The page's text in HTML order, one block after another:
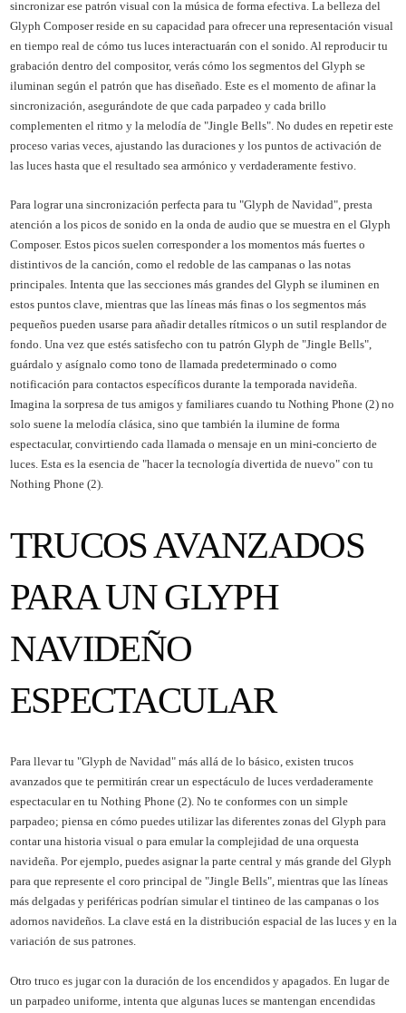
sincronizar ese patrón visual con la música de forma efectiva. La belleza del
Glyph Composer reside en su capacidad para ofrecer una representación visual
en tiempo real de cómo tus luces interactuarán con el sonido. Al reproducir tu
grabación dentro del compositor, verás cómo los segmentos del Glyph se
iluminan según el patrón que has diseñado. Este es el momento de afinar la
sincronización, asegurándote de que cada parpadeo y cada brillo
complementen el ritmo y la melodía de "Jingle Bells". No dudes en repetir este
proceso varias veces, ajustando las duraciones y los puntos de activación de
las luces hasta que el resultado sea armónico y verdaderamente festivo.
Para lograr una sincronización perfecta para tu "Glyph de Navidad", presta
atención a los picos de sonido en la onda de audio que se muestra en el Glyph
Composer. Estos picos suelen corresponder a los momentos más fuertes o
distintivos de la canción, como el redoble de las campanas o las notas
principales. Intenta que las secciones más grandes del Glyph se iluminen en
estos puntos clave, mientras que las líneas más finas o los segmentos más
pequeños pueden usarse para añadir detalles rítmicos o un sutil resplandor de
fondo. Una vez que estés satisfecho con tu patrón Glyph de "Jingle Bells",
guárdalo y asígnalo como tono de llamada predeterminado o como
notificación para contactos específicos durante la temporada navideña.
Imagina la sorpresa de tus amigos y familiares cuando tu Nothing Phone (2) no
solo suene la melodía clásica, sino que también la ilumine de forma
espectacular, convirtiendo cada llamada o mensaje en un mini-concierto de
luces. Esta es la esencia de "hacer la tecnología divertida de nuevo" con tu
Nothing Phone (2).
TRUCOS AVANZADOS
PARA UN GLYPH
NAVIDEÑO
ESPECTACULAR
Para llevar tu "Glyph de Navidad" más allá de lo básico, existen trucos
avanzados que te permitirán crear un espectáculo de luces verdaderamente
espectacular en tu Nothing Phone (2). No te conformes con un simple
parpadeo; piensa en cómo puedes utilizar las diferentes zonas del Glyph para
contar una historia visual o para emular la complejidad de una orquesta
navideña. Por ejemplo, puedes asignar la parte central y más grande del Glyph
para que represente el coro principal de "Jingle Bells", mientras que las líneas
más delgadas y periféricas podrían simular el tintineo de las campanas o los
adornos navideños. La clave está en la distribución espacial de las luces y en la
variación de sus patrones.
Otro truco es jugar con la duración de los encendidos y apagados. En lugar de
un parpadeo uniforme, intenta que algunas luces se mantengan encendidas